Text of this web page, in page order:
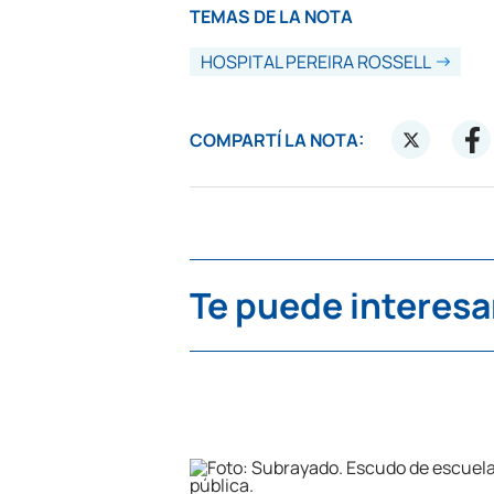
TEMAS DE LA NOTA
HOSPITAL PEREIRA ROSSELL
COMPARTÍ LA NOTA:
Te puede